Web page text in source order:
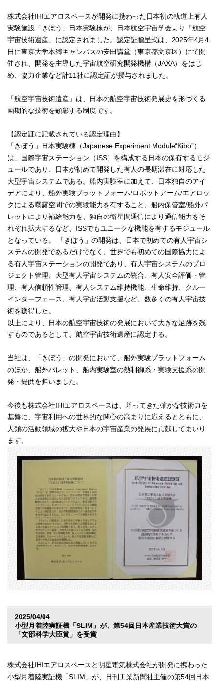
株式会社IHIエアロスペースが開発に携わった日本初の軌道上有人
実験施設「きぼう」日本実験棟が、日本航空宇宙学会より「航空
宇宙技術遺産」に認定されました。認定証贈呈式は、2025年4月4
日に東京大学本郷キャンパスの安田講堂（東京都文京区）にて開
催され、開発を主導した宇宙航空研究開発機構（JAXA）をはじ
め、協力企業など計11社に認定証が授与されました。
「航空宇宙技術遺産」は、日本の航空宇宙技術発展史を形づくる
画期的な技術を顕彰する制度です。
【認定証に記載されている認定理由】
「きぼう」日本実験棟（Japanese Experiment Module“Kibo”）
は、国際宇宙ステーション（ISS）を構成する日本の保有するモジ
ュールであり、日本が初めて開発した有人の長期滞在に対応した
大型宇宙システムである。船内実験室に加えて、日本独自のアイ
デアにより、船外実験プラットフォーム/ロボットアーム/エアロッ
クによる曝露空間での実験能力を有すること、船内保管室/船外パ
レットにより補給能力を、独自の衛星間通信により通信能力をそ
れぞれ拡大するなど、ISSでもユニークな機能を有するモジュール
となっている。 「きぼう」の開発は、日本で初めての有人宇宙シ
ステムの開発であるだけでなく、世界でも初めての国際協力によ
る有人宇宙ステーションの開発であり、有人宇宙システムのプロ
ジェクト管理、大型有人宇宙システムの統合、有人安全評価・管
理、有人信頼性管理、有人システム維持機能、生命維持、クルー
インターフェース、有人宇宙活動支援など、数多くの有人宇宙技
術を獲得した。
以上により、日本の航空宇宙技術の発展において大きな足跡を残
すものであるとして、航空宇宙技術遺産に認定する。
当社は、「きぼう」の開発において、船外実験プラットフォーム
のほか、船外パレット、船内実験室の熱制御系・実験支援系の開
発・提供を担いました。
今後も株式会社IHIエアロスペースは、培ってきた確かな技術力を
基盤に、宇宙利用への世界的な関心の高まりに応えるとともに、
人類の活動領域の拡大や日本の宇宙産業の発展に貢献してまいり
ます。
2025/04/04
小型月着陸実証機「SLIM」が、第54回日本産業技術大賞の
「文部科学大臣賞」を受賞
株式会社IHIエアロスペースと明星電気株式会社が開発に携わった
小型月着陸実証機「SLIM」が、日刊工業新聞社主催の第54回日本